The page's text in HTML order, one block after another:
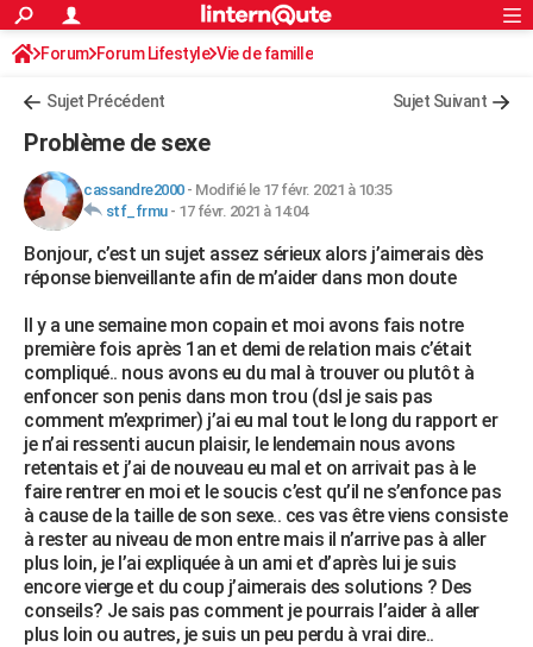
ACTUALITÉS
Politique
Société
Faits Divers
Education
Monde
Villes
+
FINANCE
Retraite
Impôts
Epargne
Immobilier
Risques naturels par ville
Banque
Assurance
Crédit
AUTO
Essais
Réserver un essai
Citadines
Berlines
SUV
Forum auto
+HIGH-TECH
BRICOLAGE
Forum
Aménagement intérieur
Extérieur
Cuisine
Salle de bains
Jardinage
Rangement
WEEK-END
Guides de France
Patrimoine
Week-end nature
LIFESTYLE
Art de vivre
Bien-être
Loisirs
Mode
Modes de vie
SANTE
Alimentation
Guide de la santé
Maladies
Médicaments
Sommeil
VOYAGE
Destinations
City break
Voyage nature
Voyage de noces
Forum
Climat
+PHOTO
GUIDES D'ACHAT
S'inscrire
Connexion
Forum Forum Lifestyle Vie de famille
Sujet Précédent Sujet Suivant
Problème de sexe
cassandre2000- Modifié le 17 févr. 2021 à 10:35
stf_frmu- 17 févr. 2021 à 14:04
Bonjour, c’est un sujet assez sérieux alors j’aimerais dès
réponse bienveillante afin de m’aider dans mon doute
Il y a une semaine mon copain et moi avons fais notre
première fois après 1an et demi de relation mais c’était
compliqué.. nous avons eu du mal à trouver ou plutôt à
enfoncer son penis dans mon trou (dsl je sais pas
comment m’exprimer) j’ai eu mal tout le long du rapport er
je n’ai ressenti aucun plaisir, le lendemain nous avons
retentais et j’ai de nouveau eu mal et on arrivait pas à le
faire rentrer en moi et le soucis c’est qu’il ne s’enfonce pas
à cause de la taille de son sexe.. ces vas être viens consiste
à rester au niveau de mon entre mais il n’arrive pas à aller
plus loin, je l’ai expliquée à un ami et d’après lui je suis
encore vierge et du coup j’aimerais des solutions ? Des
conseils? Je sais pas comment je pourrais l’aider à aller
plus loin ou autres, je suis un peu perdu à vrai dire..